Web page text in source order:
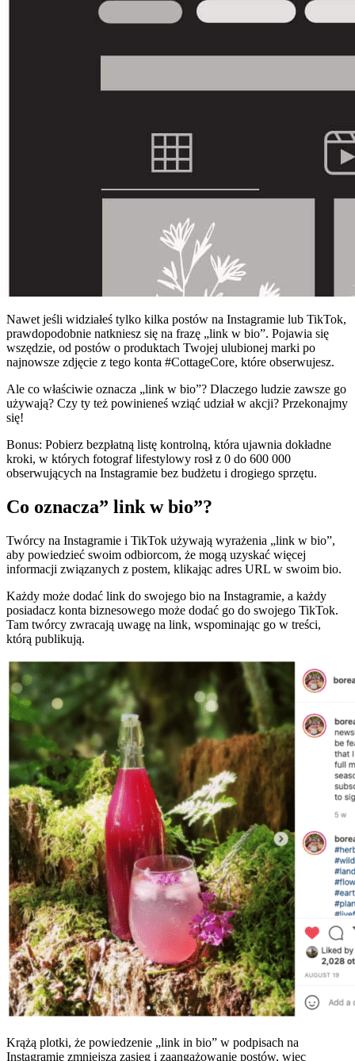
Nawet jeśli widziałeś tylko kilka postów na Instagramie lub TikTok,
prawdopodobnie natkniesz się na frazę „link w bio”. Pojawia się
wszędzie, od postów o produktach Twojej ulubionej marki po
najnowsze zdjęcie z tego konta #CottageCore, które obserwujesz.
Ale co właściwie oznacza „link w bio”? Dlaczego ludzie zawsze go
używają? Czy ty też powinieneś wziąć udział w akcji? Przekonajmy
się!
Bonus: Pobierz bezpłatną listę kontrolną, która ujawnia dokładne
kroki, w których fotograf lifestylowy rosł z 0 do 600 000
obserwujących na Instagramie bez budżetu i drogiego sprzętu.
Co oznacza” link w bio”?
Twórcy na Instagramie i TikTok używają wyrażenia „link w bio”,
aby powiedzieć swoim odbiorcom, że mogą uzyskać więcej
informacji związanych z postem, klikając adres URL w swoim bio.
Każdy może dodać link do swojego bio na Instagramie, a każdy
posiadacz konta biznesowego może dodać go do swojego TikTok.
Tam twórcy zwracają uwagę na link, wspominając go w treści,
którą publikują.
Krążą plotki, że powiedzenie „link in bio” w podpisach na
Instagramie zmniejsza zasięg i zaangażowanie postów, więc